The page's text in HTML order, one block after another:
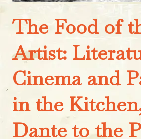
The Food of
Artist:
Cinema and
in the
Dante to the